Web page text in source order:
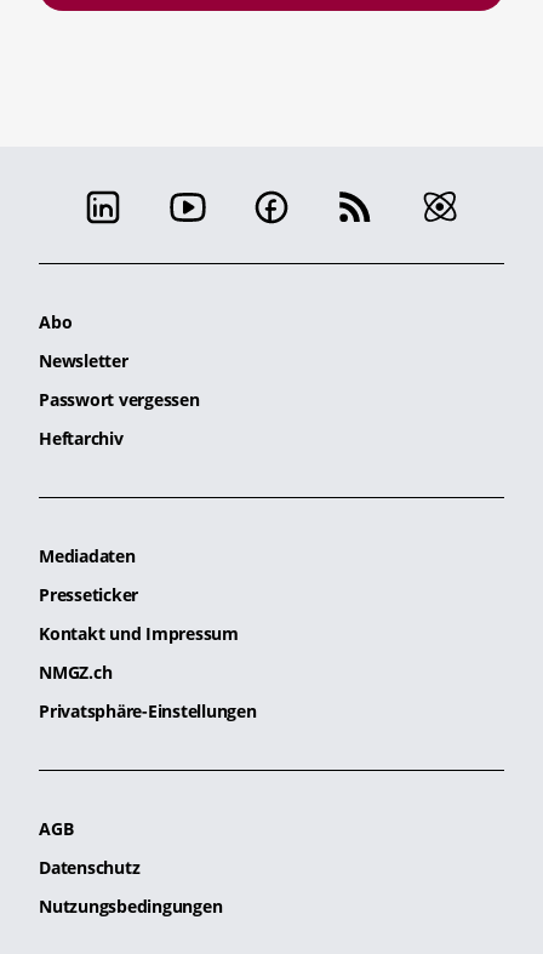
Abo
Newsletter
Passwort vergessen
Heftarchiv
Mediadaten
Presseticker
Kontakt und Impressum
NMGZ.ch
Privatsphäre-Einstellungen
AGB
Datenschutz
Nutzungsbedingungen